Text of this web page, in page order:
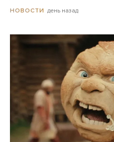
НОВОСТИ день назад